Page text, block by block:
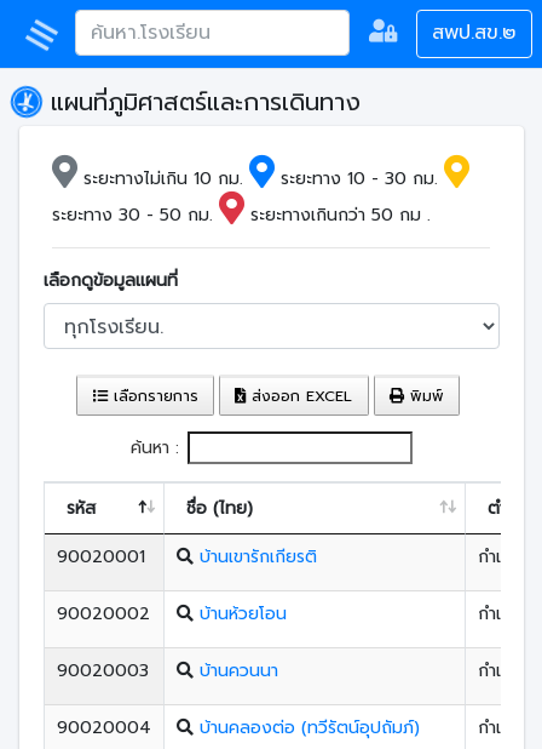
สพป.สข.๒
แผนที่ภูมิศาสตร์และการเดินทาง
ระยะทางไม่เกิน 10 กม.
ระยะทาง 10 - 30 กม.
ระยะทาง 30 - 50 กม.
ระยะทางเกินกว่า 50 กม .
เลือกดูข้อมูลแผนที่
เลือกรายการ ส่งออก EXCEL พิมพ์
ค้นหา :
รหัส ชื่อ (ไทย)
ตำบล
90020001
บ้านเขารักเกียรติ กำแพงเ
90020002 บ้านห้วยโอน กำแพงเ
90020003 บ้านควนนา กำแพงเ
90020004 บ้านคลองต่อ (ทวีรัตน์อุปถัมภ์) กำแพงเ